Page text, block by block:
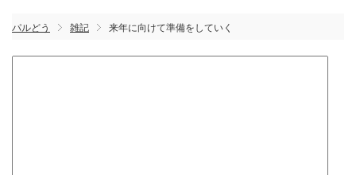
パルどう 雑記 来年に向けて準備をしていく